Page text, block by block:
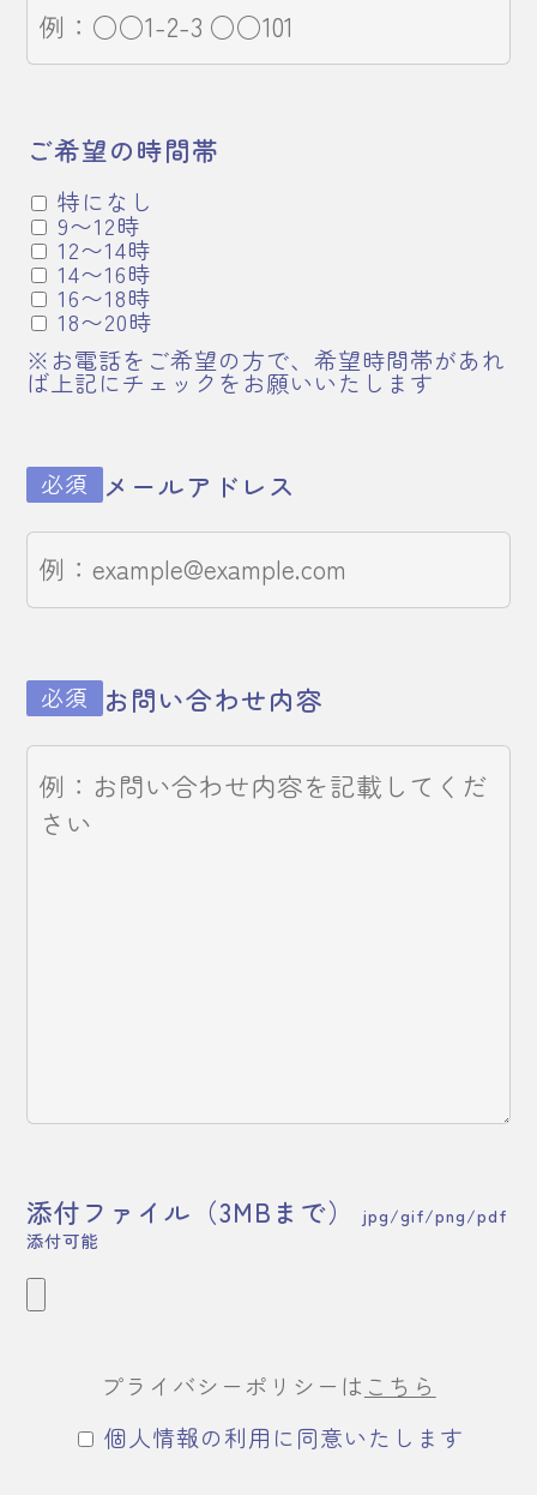
ご希望の時間帯
特になし
9〜12時
12〜14時
14〜16時
16〜18時
18〜20時
※お電話をご希望の方で、希望時間帯があれ
ば上記にチェックをお願いいたします
必須 メールアドレス
必須 お問い合わせ内容
添付ファイル（3MBまで）
jpg/gif/png/pdf
添付可能
プライバシーポリシーは こちら
個人情報の利用に同意いたします